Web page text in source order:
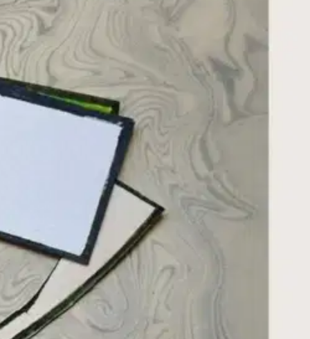
kehityksestä romaanin keinoin. Työn kautta kohdattavat